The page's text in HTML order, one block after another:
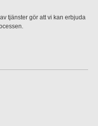
tjänster gör att vi kan erbjuda